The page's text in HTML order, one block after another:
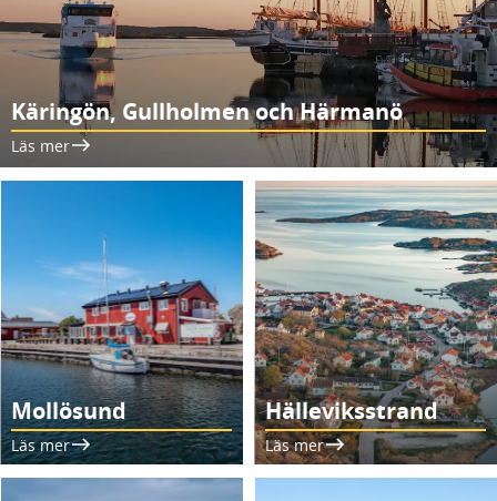
Käringön, Gullholmen och Härmanö
Läs mer
Mollösund
Läs mer
Hälleviksstrand
Läs mer